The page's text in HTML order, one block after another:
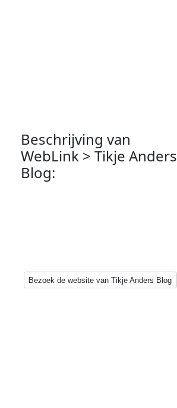
Beschrijving van
WebLink > Tikje Anders
Blog:
Bezoek de website van Tikje Anders Blog